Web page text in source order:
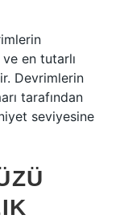
en tutarlı
Devrimlerin
tarafından
seviyesine